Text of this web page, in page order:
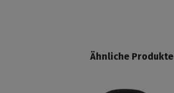
Ähnliche Produkte